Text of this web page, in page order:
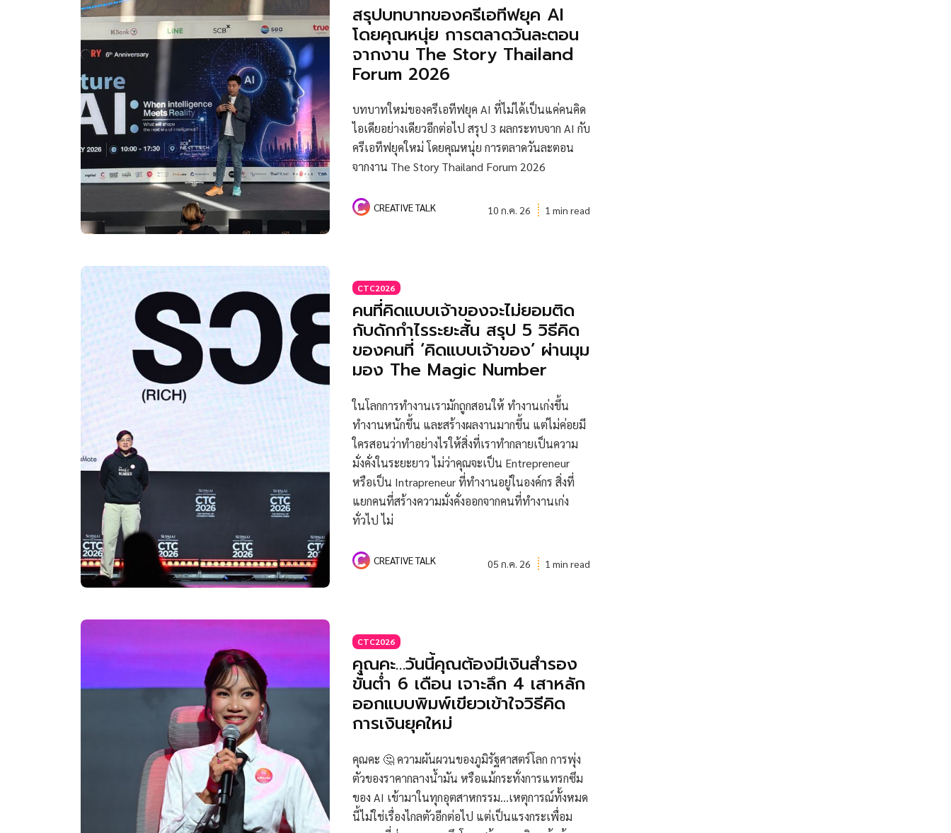
สรุปบทบาทของครีเอทีฟยุค AI
โดยคุณหนุ่ย การตลาดวันละตอน
จากงาน The Story Thailand
Forum 2026
บทบาทใหม่ของครีเอทีฟยุค AI ที่ไม่ได้เป็นแค่คนคิด
ไอเดียอย่างเดียวอีกต่อไป สรุป 3 ผลกระทบจาก AI กับ
ครีเอทีฟยุคใหม่ โดยคุณหนุ่ย การตลาดวันละตอน
จากงาน The Story Thailand Forum 2026
CREATIVE TALK 10 ก.ค. 26 1 min read
CTC2026
คนที่คิดแบบเจ้าของจะไม่ยอมติด
กับดักกำไรระยะสั้น สรุป 5 วิธีคิด
ของคนที่ ‘คิดแบบเจ้าของ’ ผ่านมุม
มอง The Magic Number
ในโลกการทำงานเรามักถูกสอนให้ ทำงานเก่งขึ้น
ทำงานหนักขึ้น และสร้างผลงานมากขึ้น แต่ไม่ค่อยมี
ใครสอนว่าทำอย่างไรให้สิ่งที่เราทำกลายเป็นความ
มั่งคั่งในระยะยาว ไม่ว่าคุณจะเป็น Entrepreneur
หรือเป็น Intrapreneur ที่ทำงานอยู่ในองค์กร สิ่งที่
แยกคนที่สร้างความมั่งคั่งออกจากคนที่ทำงานเก่ง
ทั่วไป ไม่
CREATIVE TALK 05 ก.ค. 26 1 min read
CTC2026
คุณคะ…วันนี้คุณต้องมีเงินสำรอง
ขั้นต่ำ 6 เดือน เจาะลึก 4 เสาหลัก
ออกแบบพิมพ์เขียวเข้าใจวิธีคิด
การเงินยุคใหม่
คุณคะ 🤔 ความผันผวนของภูมิรัฐศาสตร์โลก การพุ่ง
ตัวของราคากลางน้ำมัน หรือแม้กระทั่งการแทรกซึม
ของ AI เข้ามาในทุกอุตสาหกรรม...เหตุการณ์ทั้งหมด
นี้ไม่ใช่เรื่องไกลตัวอีกต่อไป แต่เป็นแรงกระเพื่อม